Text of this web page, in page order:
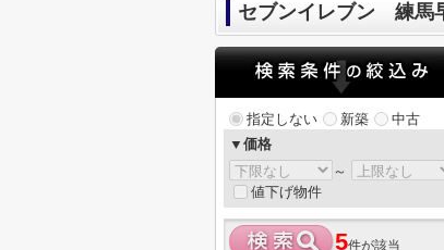
セブンイレブン 練馬
指定しない 新築
中古
▼価格
～
値下げ物件
5件が該当